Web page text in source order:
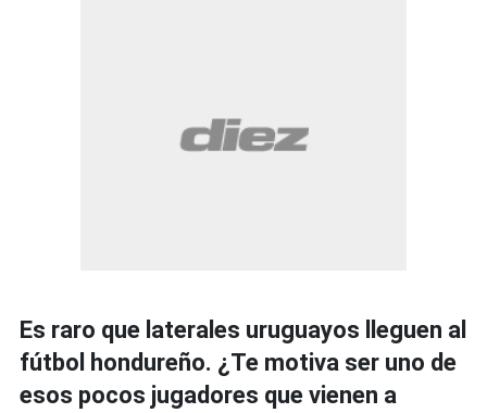
Es raro que laterales uruguayos lleguen al
fútbol hondureño. ¿Te motiva ser uno de
esos pocos jugadores que vienen a